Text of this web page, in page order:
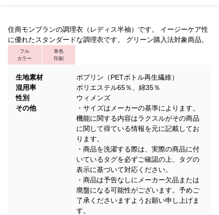
住商モンブランの調理衣（レディス半袖）です。 イージーケア性
に優れたスタンダードな調理衣です。 グリーン購入法対象商品。
フル
カラー
単色
印刷
生地素材
ポプリン（PETボトル再生繊維）
混用率
ポリエステル65％、綿35％
性別
ウィメンズ
その他
・サイズはメーカーの基準によります。
機能に関する内容はラクスルがその商品
に関して得ている情報を元に記載してお
ります。
・商品を洗濯する際は、実際の商品に付
いているタグを必ずご確認の上、タグの
表示に基づいて対応ください。
・商品は予告なしにメーカー欠品または
廃盤になる可能性がございます。予めご
了承くださいますようお願い申し上げま
す。